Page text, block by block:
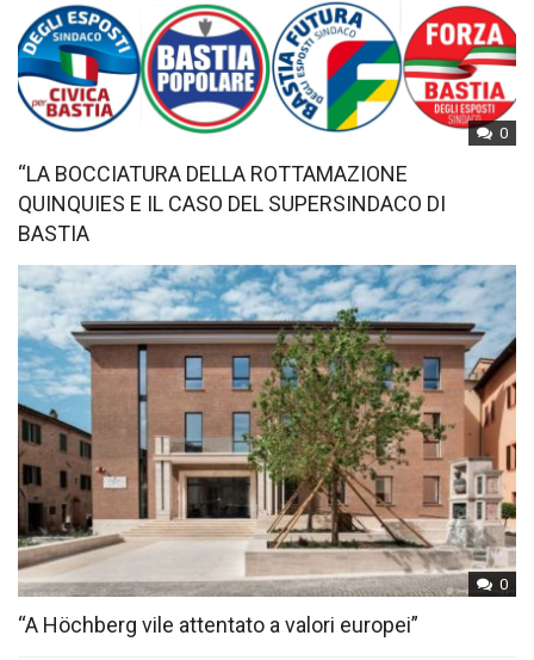
0
“LA BOCCIATURA DELLA ROTTAMAZIONE
QUINQUIES E IL CASO DEL SUPERSINDACO DI
BASTIA
0
“A Höchberg vile attentato a valori europei”